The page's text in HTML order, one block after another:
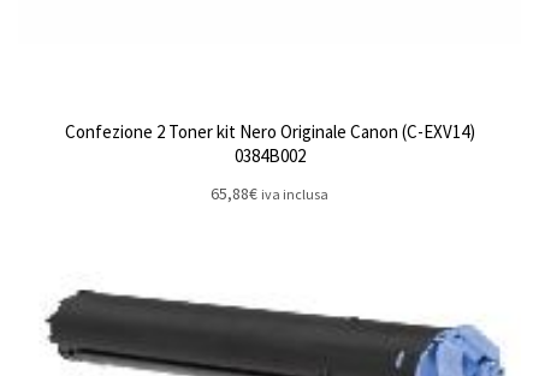
Confezione 2 Toner kit Nero Originale Canon (C-EXV14)
0384B002
65,88€ iva inclusa